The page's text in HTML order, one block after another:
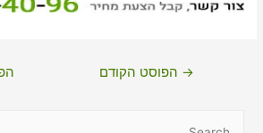
ניווט→ הפוסט הקודם